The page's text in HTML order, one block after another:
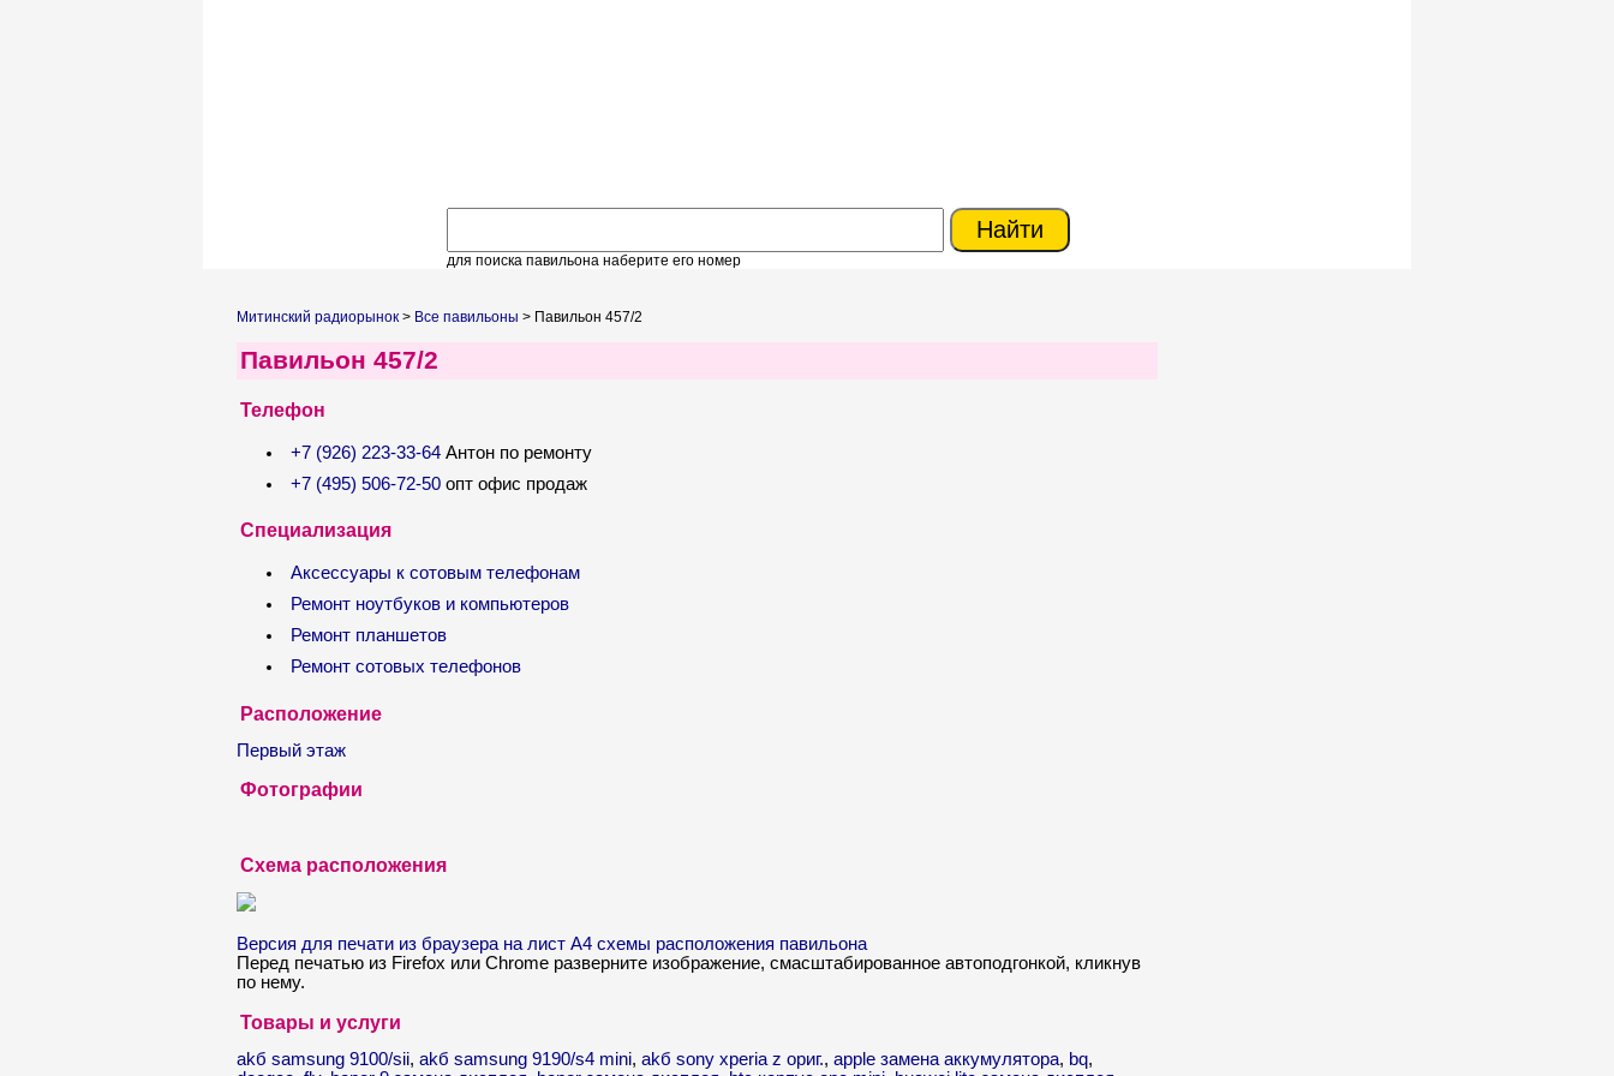
для поиска павильона наберите его номер
Митинский радиорынок > Все павильоны > Павильон 457/2
Павильон 457/2
Телефон
+7 (926) 223-33-64 Антон по ремонту
+7 (495) 506-72-50 опт офис продаж
Специализация
Аксессуары к сотовым телефонам
Ремонт ноутбуков и компьютеров
Ремонт планшетов
Ремонт сотовых телефонов
Расположение
Первый этаж
Фотографии
Схема расположения
Версия для печати из браузера на лист А4 схемы расположения павильона
Перед печатью из Firefox или Chrome разверните изображение, смасштабированное автоподгонкой, кликнув
по нему.
Товары и услуги
akб samsung 9100/sii, akб samsung 9190/s4 mini, akб sony xperia z ориг., apple замена аккумулятора, bq,